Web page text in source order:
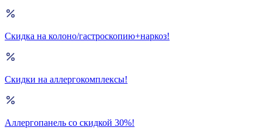
Скидка на колоно/гастроскопию+наркоз!
Скидки на аллергокомплексы!
Аллергопанель со скидкой 30%!